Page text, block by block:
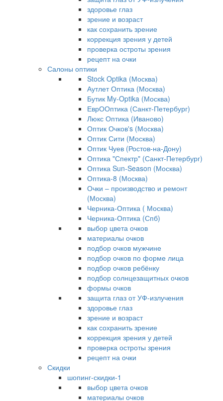
здоровье глаз
зрение и возраст
как сохранить зрение
коррекция зрения у детей
проверка остроты зрения
рецепт на очки
Салоны оптики
Stock Optika (Москва)
Аутлет Оптика (Москва)
Бутик My-Optika (Москва)
ЕврООптика (Санкт-Петербург)
Люкс Оптика (Иваново)
Оптик Очков's (Москва)
Оптик Сити (Москва)
Оптик Чуев (Ростов-на-Дону)
Оптика "Спектр" (Санкт-Петербург)
Оптика Sun-Season (Москва)
Оптика-8 (Москва)
Очки – производство и ремонт
(Москва)
Черника-Оптика ( Москва)
Черника-Оптика (Спб)
выбор цвета очков
материалы очков
подбор очков мужчине
подбор очков по форме лица
подбор очков ребёнку
подбор солнцезащитных очков
формы очков
защита глаз от УФ-излучения
здоровье глаз
зрение и возраст
как сохранить зрение
коррекция зрения у детей
проверка остроты зрения
рецепт на очки
Скидки
шопинг-скидки-1
выбор цвета очков
материалы очков